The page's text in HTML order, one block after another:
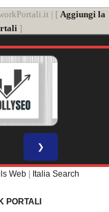
| [ Aggiungi la
]
❯
Web Italia Search
PORTALI